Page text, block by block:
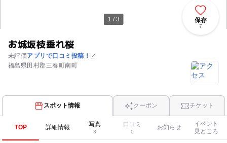
1 / 3
お城坂枝垂れ桜
未評価アプリで口コミ投稿！
福島県田村郡三春町南町
保存
7
スポット情報 クーポン チケット
TOP 詳細情報 写真
3
口コミ
0
お知らせ
イベント
見どころ